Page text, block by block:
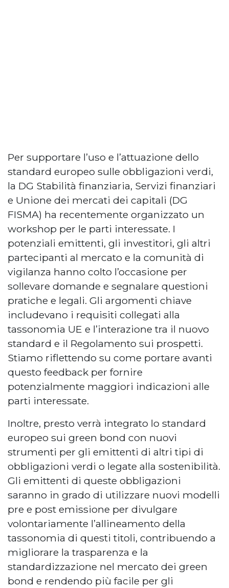
Per supportare l’uso e l’attuazione dello
standard europeo sulle obbligazioni verdi,
la DG Stabilità finanziaria, Servizi finanziari
e Unione dei mercati dei capitali (DG
FISMA) ha recentemente organizzato un
workshop per le parti interessate. I
potenziali emittenti, gli investitori, gli altri
partecipanti al mercato e la comunità di
vigilanza hanno colto l’occasione per
sollevare domande e segnalare questioni
pratiche e legali. Gli argomenti chiave
includevano i requisiti collegati alla
tassonomia UE e l’interazione tra il nuovo
standard e il Regolamento sui prospetti.
Stiamo riflettendo su come portare avanti
questo feedback per fornire
potenzialmente maggiori indicazioni alle
parti interessate.
Inoltre, presto verrà integrato lo standard
europeo sui green bond con nuovi
strumenti per gli emittenti di altri tipi di
obbligazioni verdi o legate alla sostenibilità.
Gli emittenti di queste obbligazioni
saranno in grado di utilizzare nuovi modelli
pre e post emissione per divulgare
volontariamente l’allineamento della
tassonomia di questi titoli, contribuendo a
migliorare la trasparenza e la
standardizzazione nel mercato dei green
bond e rendendo più facile per gli